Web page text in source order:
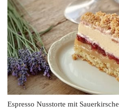
Espresso Nusstorte mit